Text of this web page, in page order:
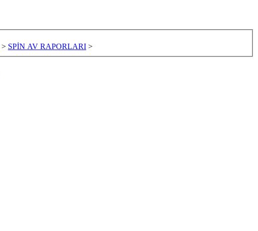
> SPİN AV RAPORLARI >